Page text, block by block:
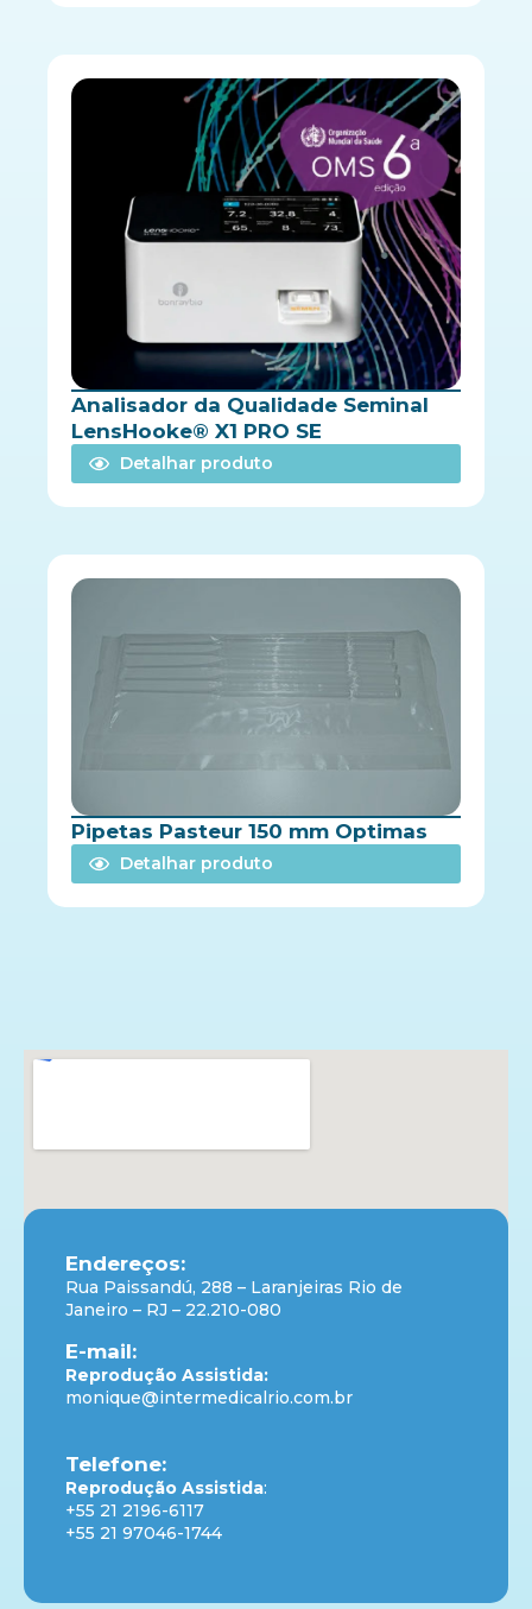
Analisador da Qualidade Seminal
LensHooke® X1 PRO SE
Detalhar produto
Pipetas Pasteur 150 mm Optimas
Detalhar produto
Endereços:
Rua Paissandú, 288 – Laranjeiras Rio de
Janeiro – RJ – 22.210-080
E-mail:
Reprodução Assistida:
monique@intermedicalrio.com.br
Telefone:
Reprodução Assistida:
+55 21 2196-6117
+55 21 97046-1744